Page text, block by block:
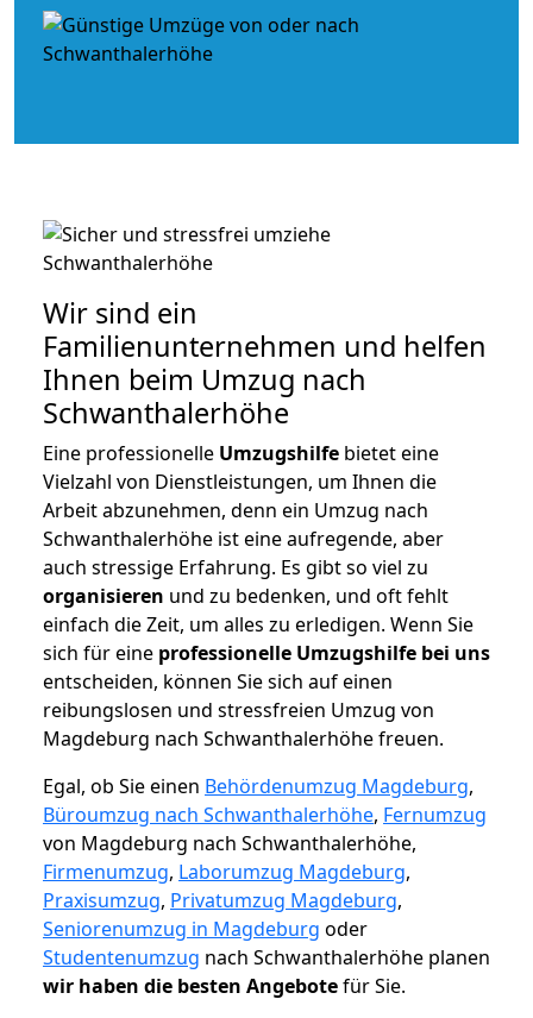
Wir sind ein
Familienunternehmen und helfen
Ihnen beim Umzug nach
Schwanthalerhöhe
Eine professionelle Umzugshilfe bietet eine
Vielzahl von Dienstleistungen, um Ihnen die
Arbeit abzunehmen, denn ein Umzug nach
Schwanthalerhöhe ist eine aufregende, aber
auch stressige Erfahrung. Es gibt so viel zu
organisieren und zu bedenken, und oft fehlt
einfach die Zeit, um alles zu erledigen. Wenn Sie
sich für eine professionelle Umzugshilfe bei uns
entscheiden, können Sie sich auf einen
reibungslosen und stressfreien Umzug von
Magdeburg nach Schwanthalerhöhe freuen.
Egal, ob Sie einen Behördenumzug Magdeburg,
Büroumzug nach Schwanthalerhöhe, Fernumzug
von Magdeburg nach Schwanthalerhöhe,
Firmenumzug, Laborumzug Magdeburg,
Praxisumzug, Privatumzug Magdeburg,
Seniorenumzug in Magdeburg oder
Studentenumzug nach Schwanthalerhöhe planen
wir haben die besten Angebotefür Sie.